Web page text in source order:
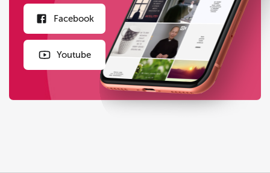
Facebook
Youtube